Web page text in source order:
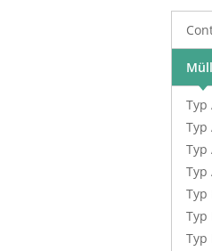
Typ
Typ
Typ
Typ
Typ
Typ
Typ